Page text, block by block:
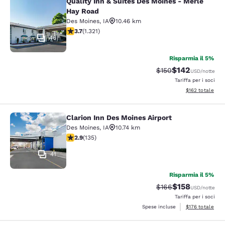
Quality Inn & Suites Des Moines -
46
Hay Road
Des Moines, IA
10.46 km
Valutazione di 3.72 stelle. Buono. 1321 recensioni
3.7(1.321)
Risparmia il 5%
Tariffa di barratura:
$150Tariffa
$142USD/notte
Tariffa per i soci
Visualizza i
$162 totale
Clarion Inn Des Moines Airport
41
Clarion Inn Des Moines Airport
Des Moines, IA
10.74 km
Valutazione di 2.9 stelle. Discreto. 135 recensioni
2.9(135)
Risparmia il 5%
Tariffa di barratura:
$166Tariffa
$158USD/notte
Tariffa per i soci
Spese incluse
Visualizza i
$176 totale